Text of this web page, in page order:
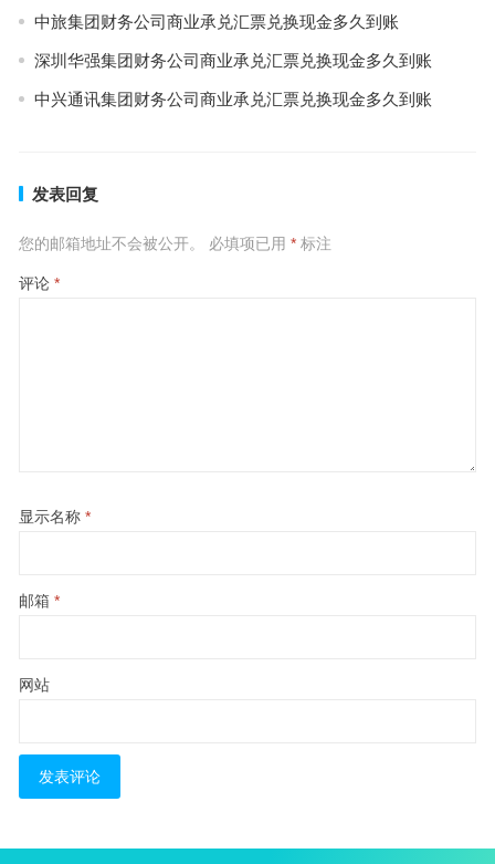
中旅集团财务公司商业承兑汇票兑换现金多久到账
深圳华强集团财务公司商业承兑汇票兑换现金多久到账
中兴通讯集团财务公司商业承兑汇票兑换现金多久到账
发表回复
您的邮箱地址不会被公开。 必填项已用 *标注
评论 *
显示名称 *
邮箱 *
网站